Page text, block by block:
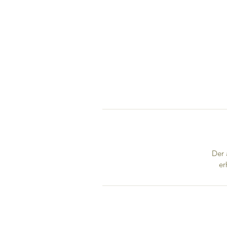
Der